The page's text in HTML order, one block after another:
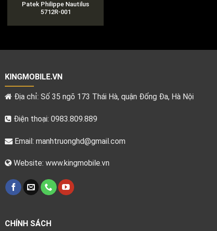
Patek Philippe Nautilus
5712R-001
KINGMOBILE.VN
Địa chỉ: Số 35 ngõ 173 Thái Hà, quận Đống Đa, Hà Nội
Điện thoại: 0983.809.889
Email: manhtruonghd@gmail.com
Website: www.kingmobile.vn
CHÍNH SÁCH